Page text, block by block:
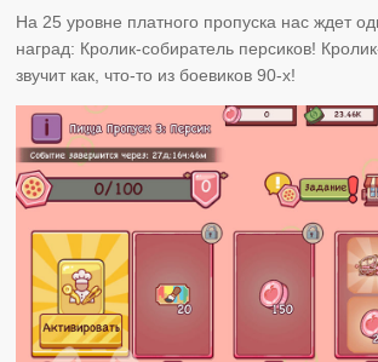
На 25 уровне платного пропуска нас ждет
наград: Кролик-собиратель персиков!
звучит как, что-то из боевиков 90-х!